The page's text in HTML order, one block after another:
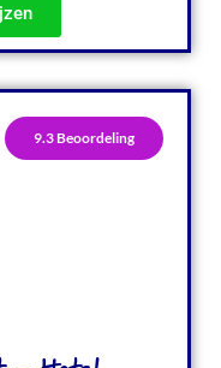
9.3 Beoordeling